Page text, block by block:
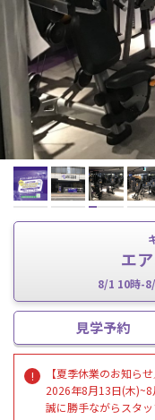
エ
8/1 10時-
見学予約
【夏季休業のお知ら
2026年8月13日(木
誠に勝手ながらスタ